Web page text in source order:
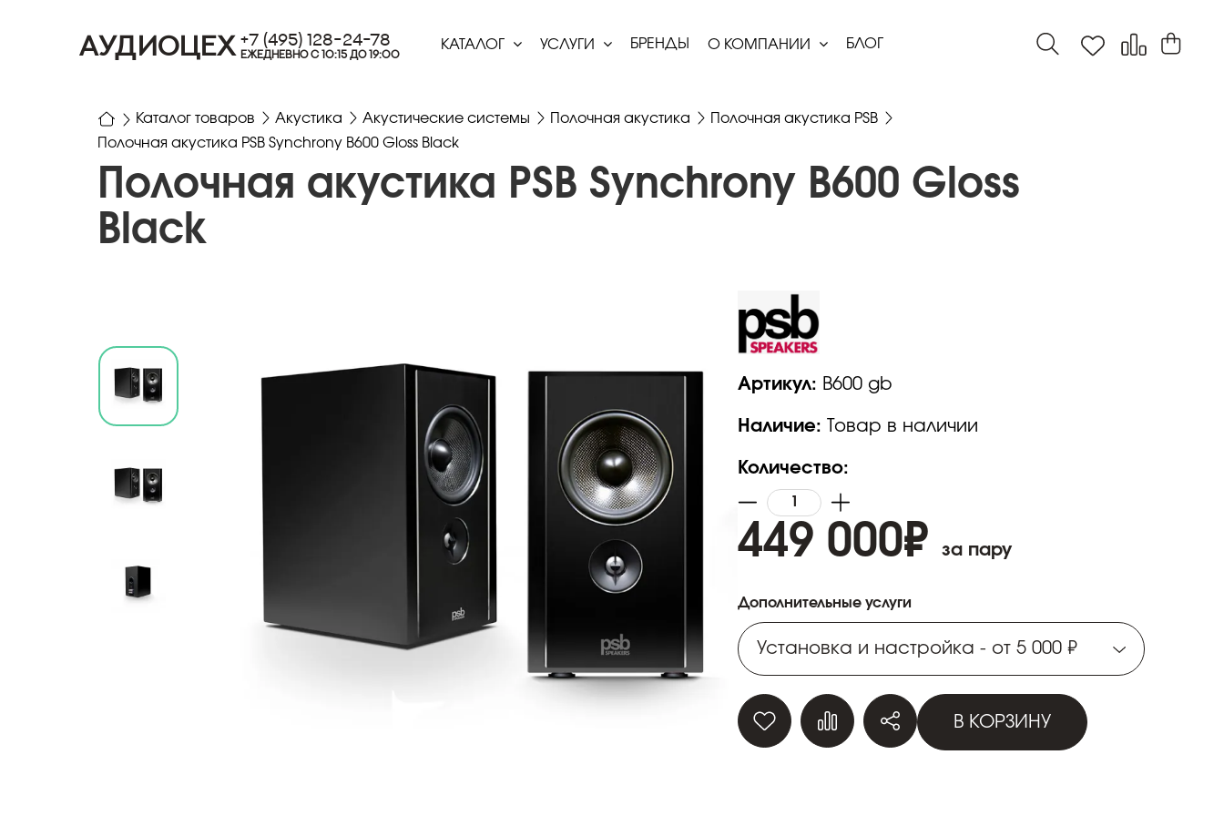
АУДИОЦЕХ +7 (495) 128-24-78
ЕЖЕДНЕВНО С 10:15 ДО 19:00
КАТАЛОГ УСЛУГИ БРЕНДЫ О КОМПАНИИ БЛОГ
Каталог товаров Акустика Акустические системы Полочная акустика
Полочная акустика PSB
Полочная акустика PSB Synchrony B600 Gloss Black
Полочная акустика PSB Synchrony B600 Gloss
Black
Артикул: B600 gb
Наличие:Товар в наличии
Количество:
449 000₽ за пару
Дополнительные услуги
Установка и настройка - от 5 000 ₽
Установка и настройка - от 5 000 ₽
Установка и настройка - от 5 000 ₽
В КОРЗИНУ